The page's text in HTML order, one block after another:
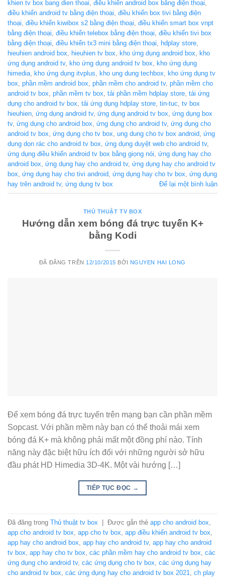
khien tv box bang dien thoai điều khiển android box bằng điện thoại
điều khiển android tv bằng điện thoại điều khiển box tivi bằng điện
thoại điều khiển kiwibox s2 bằng điện thoại điều khiển smart box vnpt
bằng điện thoại điều khiển telebox bằng điện thoại điều khiển tivi box
bằng điện thoại điều khiển tx3 mini bằng điện thoại hdplay store
hieuhien android box
hieuhien tv box kho ứng dụng android box kho
ứng dụng android tv, kho ứng dụng android tv box kho ứng dụng
himedia kho ứng dụng itvplus kho ung dung techbox kho ứng dụng tv
box phần mềm android box phần mềm cho android tv, phần mềm cho
android tv box phần mềm tv box tải phần mềm hdplay store tải ứng
dụng cho android tv box tải ứng dụng hdplay store tin-tuc tv box
hieuhien ứng dụng android tv, ứng dụng android tv box ứng dụng box
tv, ứng dụng cho android box ứng dụng cho android tv, ứng dụng cho
android tv box ứng dụng cho tv box ung dung cho tv box android ứng
dụng dọn rác cho android tv box ứng dụng duyệt web cho android tv,
ứng dụng điều khiển android tv box bằng giọng nói ứng dụng hay cho
android box ứng dụng hay cho android tv, ứng dụng hay cho android tv
box ứng dụng hay cho tivi android ứng dụng hay cho tv box ứng dụng
hay trên android tv, ứng dụng tv box Để lại một bình luận
THỦ THUẬT TV BOX
Hướng dẫn xem bóng đá trực tuyến K+
bằng Kodi
ĐÃ ĐĂNG TRÊN 12/10/2015 BỞI NGUYEN HAI LONG
Để xem bóng đá trực tuyến trên mạng bạn cần phần mềm
Sopcast. Với phần mềm này bạn có thể thoải mái xem
bóng đá K+ mà không phải mất một đồng phí nào. Tính
năng này đặc biệt hữu ích đối với những người sở hữu
đầu phát HD Himedia 3D-4K. Một vài hướng […]
TIẾP TỤC ĐỌC →
Đã đăng trong Thủ thuật tv box Được gắn thẻ app cho android box
app cho android tv box app cho tv box app điều khiển android tv box
app hay cho android box app hay cho android tv, app hay cho android
tv box app hay cho tv box các phần mềm hay cho android tv box các
ứng dụng cho android tv, các ứng dụng cho tv box các ứng dụng hay
cho android tv box các ứng dụng hay cho android tv box 2021
ch play